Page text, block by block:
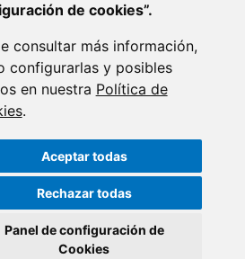
de cookies”.
consultar más información,
configurarlas y posibles
en nuestra Política de
.
Aceptar todas
Rechazar todas
Panel de configuración de
Cookies